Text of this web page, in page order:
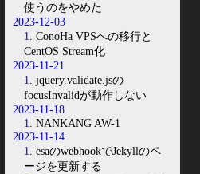
使うのをやめた
2023-12-03
1
. ConoHa VPSへの移行と
CentOS Stream化
2023-11-21
1
. jquery.validate.jsの
focusInvalidが動作しない
2023-11-18
1
. NANKANG AW-1
2023-11-14
1
. esaのwebhookでJekyllのペ
ージを更新する